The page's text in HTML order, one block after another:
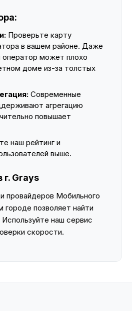
Проверьте карту
в вашем районе. Даже
может плохо
доме из-за толстых
Современные
агрегацию
повышает
наш рейтинг и
выше.
г. Grays
провайдеров Мобильного
городе позволяет найти
наш сервис
скорости.